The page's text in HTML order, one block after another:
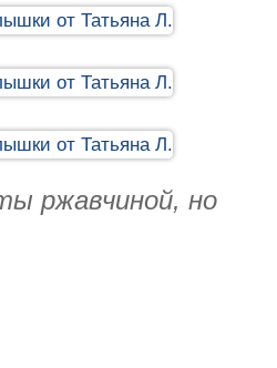
ржавчиной, но